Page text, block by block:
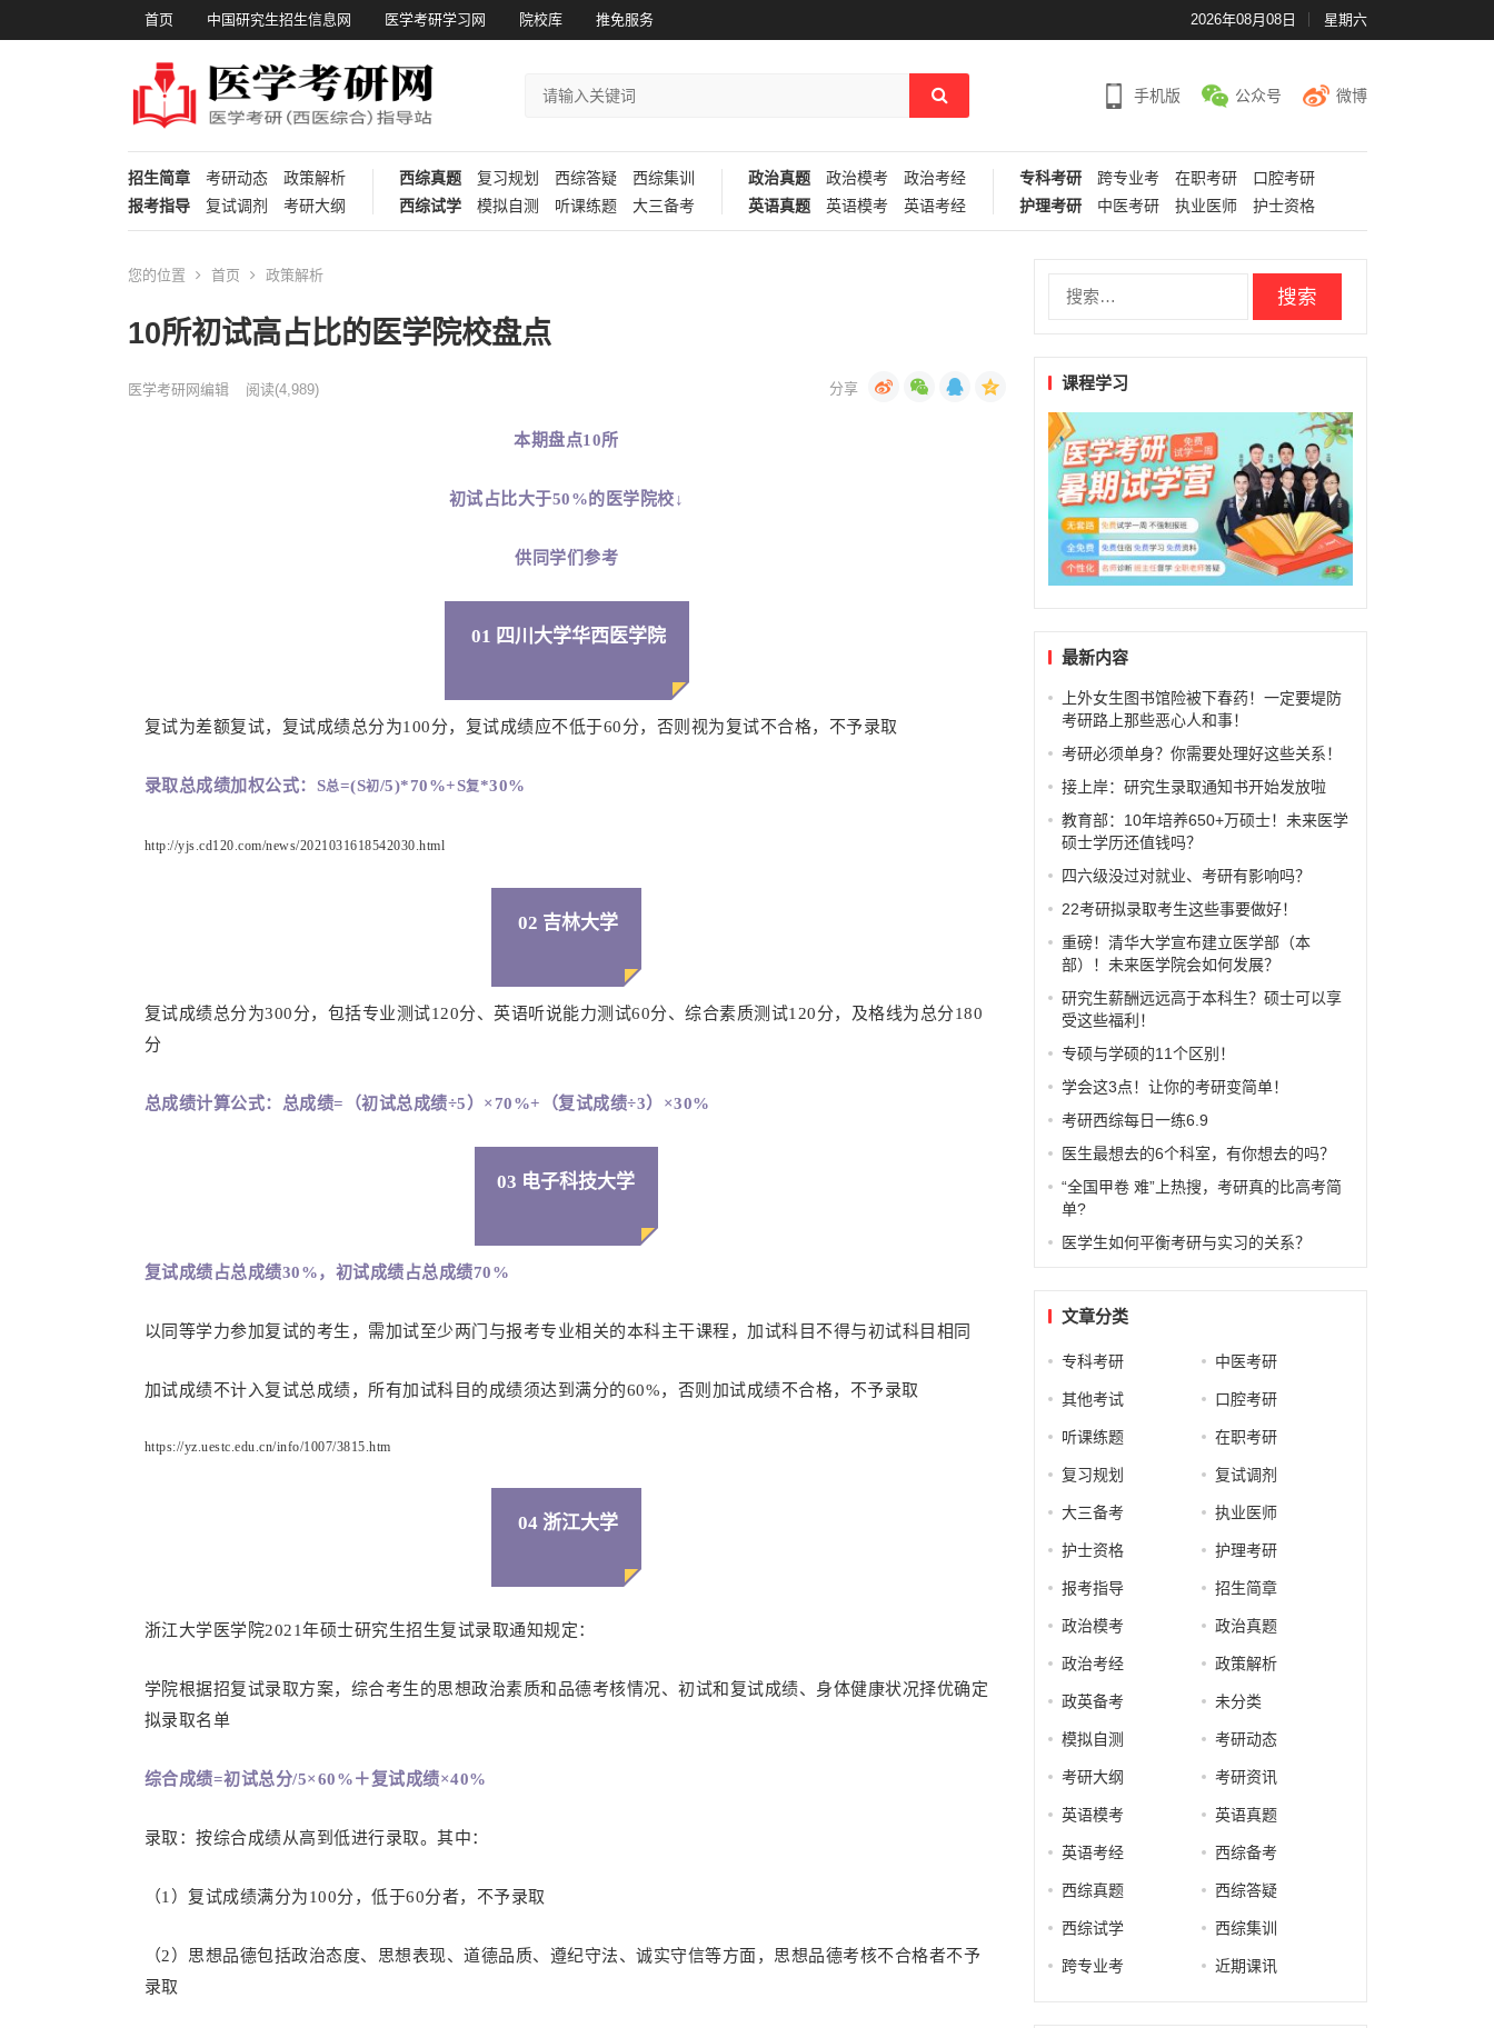
首页 中国研究生招生信息网 医学考研学习网 院校库 推免服务 2026年08月08日 星期六
手机版 公众号 微博
招生简章 考研动态
政策解析
报考指导
复试调剂 考研大纲
西综真题 复习规划 西综答疑
西综集训
西综试学
模拟自测 听课练题 大三备考
政治真题 政治模考
政治考经
英语真题
英语模考 英语考经
专科考研 跨专业考 在职考研
口腔考研
护理考研
中医考研 执业医师 护士资格
您的位置 首页 政策解析
10所初试高占比的医学院校盘点
医学考研网编辑 阅读(4,989)
本期盘点10所
初试占比大于50%的医学院校↓
供同学们参考
01 四川大学华西医学院
复试为差额复试，复试成绩总分为100分，复试成绩应不低于60分，否则视为复试不合格，不予录取
录取总成绩加权公式：S总=(S初/5)*70%+S复*30%
http://yjs.cd120.com/news/2021031618542030.html
02 吉林大学
复试成绩总分为300分，包括专业测试120分、英语听说能力测试60分、综合素质测试120分，及格线为总分180
分
总成绩计算公式：总成绩=（初试总成绩÷5）×70%+（复试成绩÷3）×30%
03 电子科技大学
复试成绩占总成绩30%，初试成绩占总成绩70%
以同等学力参加复试的考生，需加试至少两门与报考专业相关的本科主干课程，加试科目不得与初试科目相同
加试成绩不计入复试总成绩，所有加试科目的成绩须达到满分的60%，否则加试成绩不合格，不予录取
https://yz.uestc.edu.cn/info/1007/3815.htm
04 浙江大学
浙江大学医学院2021年硕士研究生招生复试录取通知规定：
学院根据招复试录取方案，综合考生的思想政治素质和品德考核情况、初试和复试成绩、身体健康状况择优确定
拟录取名单
综合成绩=初试总分/5×60%＋复试成绩×40%
录取：按综合成绩从高到低进行录取。其中：
（1）复试成绩满分为100分，低于60分者，不予录取
（2）思想品德包括政治态度、思想表现、道德品质、遵纪守法、诚实守信等方面，思想品德考核不合格者不予
录取
课程学习
最新内容
上外女生图书馆险被下春药！一定要堤防
考研路上那些恶心人和事！
考研必须单身？你需要处理好这些关系！
接上岸：研究生录取通知书开始发放啦
教育部：10年培养650+万硕士！未来医学
硕士学历还值钱吗？
四六级没过对就业、考研有影响吗？
22考研拟录取考生这些事要做好！
重磅！清华大学宣布建立医学部（本
部）！未来医学院会如何发展？
研究生薪酬远远高于本科生？硕士可以享
受这些福利！
专硕与学硕的11个区别！
学会这3点！让你的考研变简单！
考研西综每日一练6.9
医生最想去的6个科室，有你想去的吗？
“全国甲卷 难”上热搜，考研真的比高考简
单?
医学生如何平衡考研与实习的关系？
文章分类
专科考研 中医考研
其他考试 口腔考研
听课练题 在职考研
复习规划 复试调剂
大三备考 执业医师
护士资格 护理考研
报考指导 招生简章
政治模考 政治真题
政治考经 政策解析
政英备考 未分类
模拟自测 考研动态
考研大纲 考研资讯
英语模考 英语真题
英语考经 西综备考
西综真题 西综答疑
西综试学 西综集训
跨专业考 近期课讯